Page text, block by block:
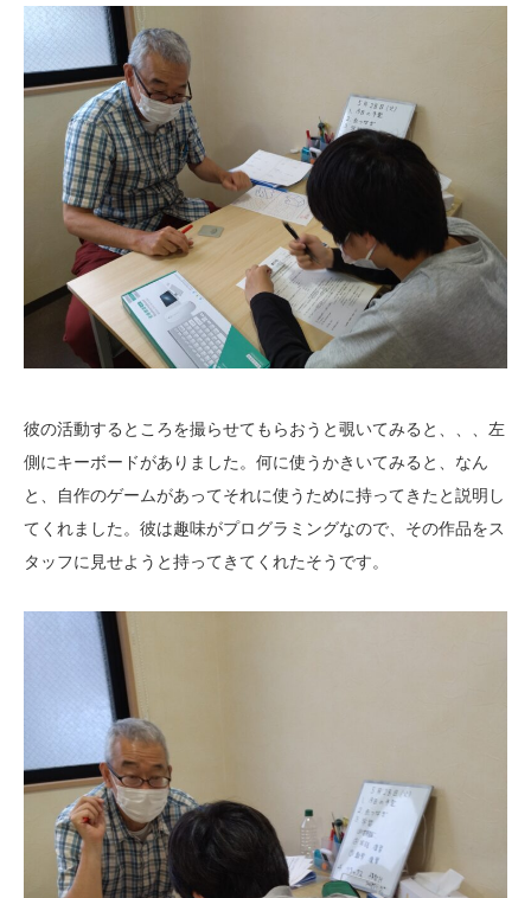
彼の活動するところを撮らせてもらおうと覗いてみると、、、左
側にキーボードがありました。何に使うかきいてみると、なん
と、自作のゲームがあってそれに使うために持ってきたと説明し
てくれました。彼は趣味がプログラミングなので、その作品をス
タッフに見せようと持ってきてくれたそうです。